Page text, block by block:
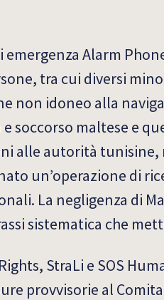
Alarm
tra cui diversi
non idoneo alla
soccorso maltese e
alle autorità
un’operazione di
La negligenza di
sistematica che
StraLi e SOS
provvisorie al